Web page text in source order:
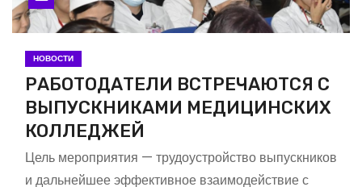
НОВОСТИ
РАБОТОДАТЕЛИ ВСТРЕЧАЮТСЯ С
ВЫПУСКНИКАМИ МЕДИЦИНСКИХ
КОЛЛЕДЖЕЙ
Цель мероприятия — трудоустройство выпускников
и дальнейшее эффективное взаимодействие с